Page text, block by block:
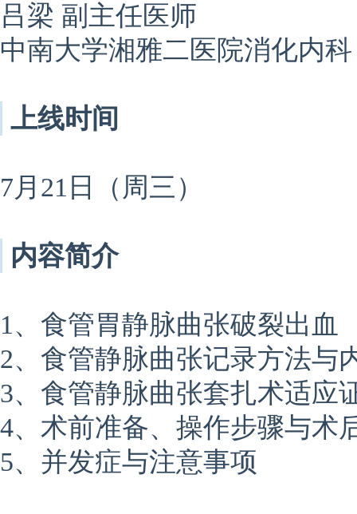
吕梁 副主任医师
中南大学湘雅二医院消化内科
上线时间
7月21日（周三）
内容简介
1、食管胃静脉曲张破裂出血
2、食管静脉曲张记录方法与
3、食管静脉曲张套扎术适应
4、术前准备、操作步骤与术
5、并发症与注意事项